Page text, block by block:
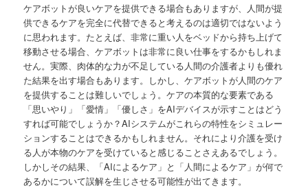
ケアボットが良いケアを提供できる場合もありますが、人間が提
供できるケアを完全に代替できると考えるのは適切ではないよう
に思われます。たとえば、非常に重い人をベッドから持ち上げて
移動させる場合、ケアボットは非常に良い仕事をするかもしれま
せん。実際、肉体的な力が不足している人間の介護者よりも優れ
た結果を出す場合もあります。しかし、ケアボットが人間のケア
を提供することは難しいでしょう。ケアの本質的な要素である
「思いやり」「愛情」「優しさ」をAIデバイスが示すことはどう
すれば可能でしょうか？AIシステムがこれらの特性をシミュレー
ションすることはできるかもしれません。それにより介護を受け
る人が本物のケアを受けていると感じることさえあるでしょう。
しかしその結果、「AIによるケア」と「人間によるケア」が何で
あるかについて誤解を生じさせる可能性が出てきます。